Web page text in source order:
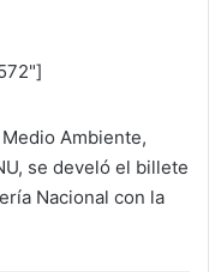
Ambiente,
se develó el billete
Nacional con la